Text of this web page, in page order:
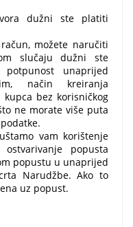
dužni ste platiti
možete naručiti
slučaju dužni ste
unaprijed
način kreiranja
bez korisničkog
ne morate više puta
vam korištenje
popusta
popustu u unaprijed
Narudžbe. Ako to
uz popust.